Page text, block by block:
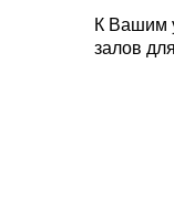
К Вашим
залов